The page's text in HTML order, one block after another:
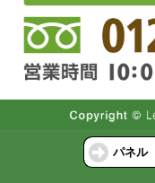
パネル